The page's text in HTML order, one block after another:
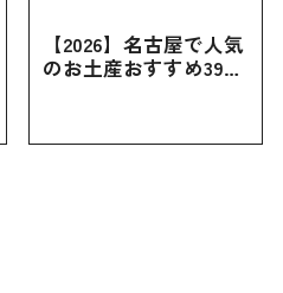
【2026】名古屋で人気
のお土産おすすめ39選
お土産・ばらまき用ま